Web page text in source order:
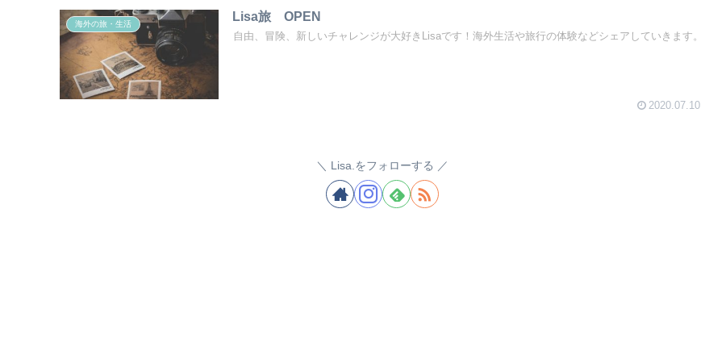
海外の旅・生活
Lisa旅 OPEN
自由、冒険、新しいチャレンジが大好きLisaです！海外生活や旅行の体験などシェアしていきます。
2020.07.10
Lisa.をフォローする